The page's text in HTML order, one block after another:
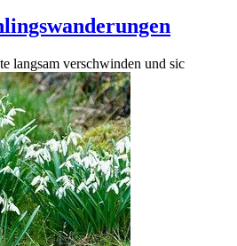
langsam verschwinden und sic